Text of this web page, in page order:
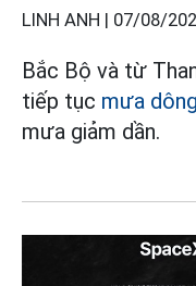
LINH ANH | 07/08/
Bắc Bộ và từ
tiếp tục mưa dông
mưa giảm dần.